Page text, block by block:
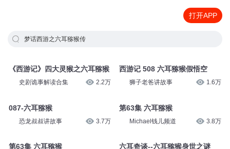
打开APP
梦话西游之六耳猕猴传
《西游记》四大灵猴之六耳猕猴
史剧诡事解读合集 2.2万
087-六耳猕猴
恐龙叔叔讲故事 3.7万
第63集 六耳猕猴
西游记 508 六耳猕猴假悟空
狮子老爸讲故事 1.6万
第63集 六耳猕猴
Michael钱儿频道 3.8万
六耳奇谈--六耳猕猴身世之谜